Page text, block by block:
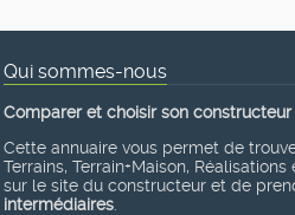
Qui sommes-nous
Comparer et choisir son
Cette annuaire vous permet de
Terrains, Terrain+Maison,
sur le site du constructeur et de
intermédiaires